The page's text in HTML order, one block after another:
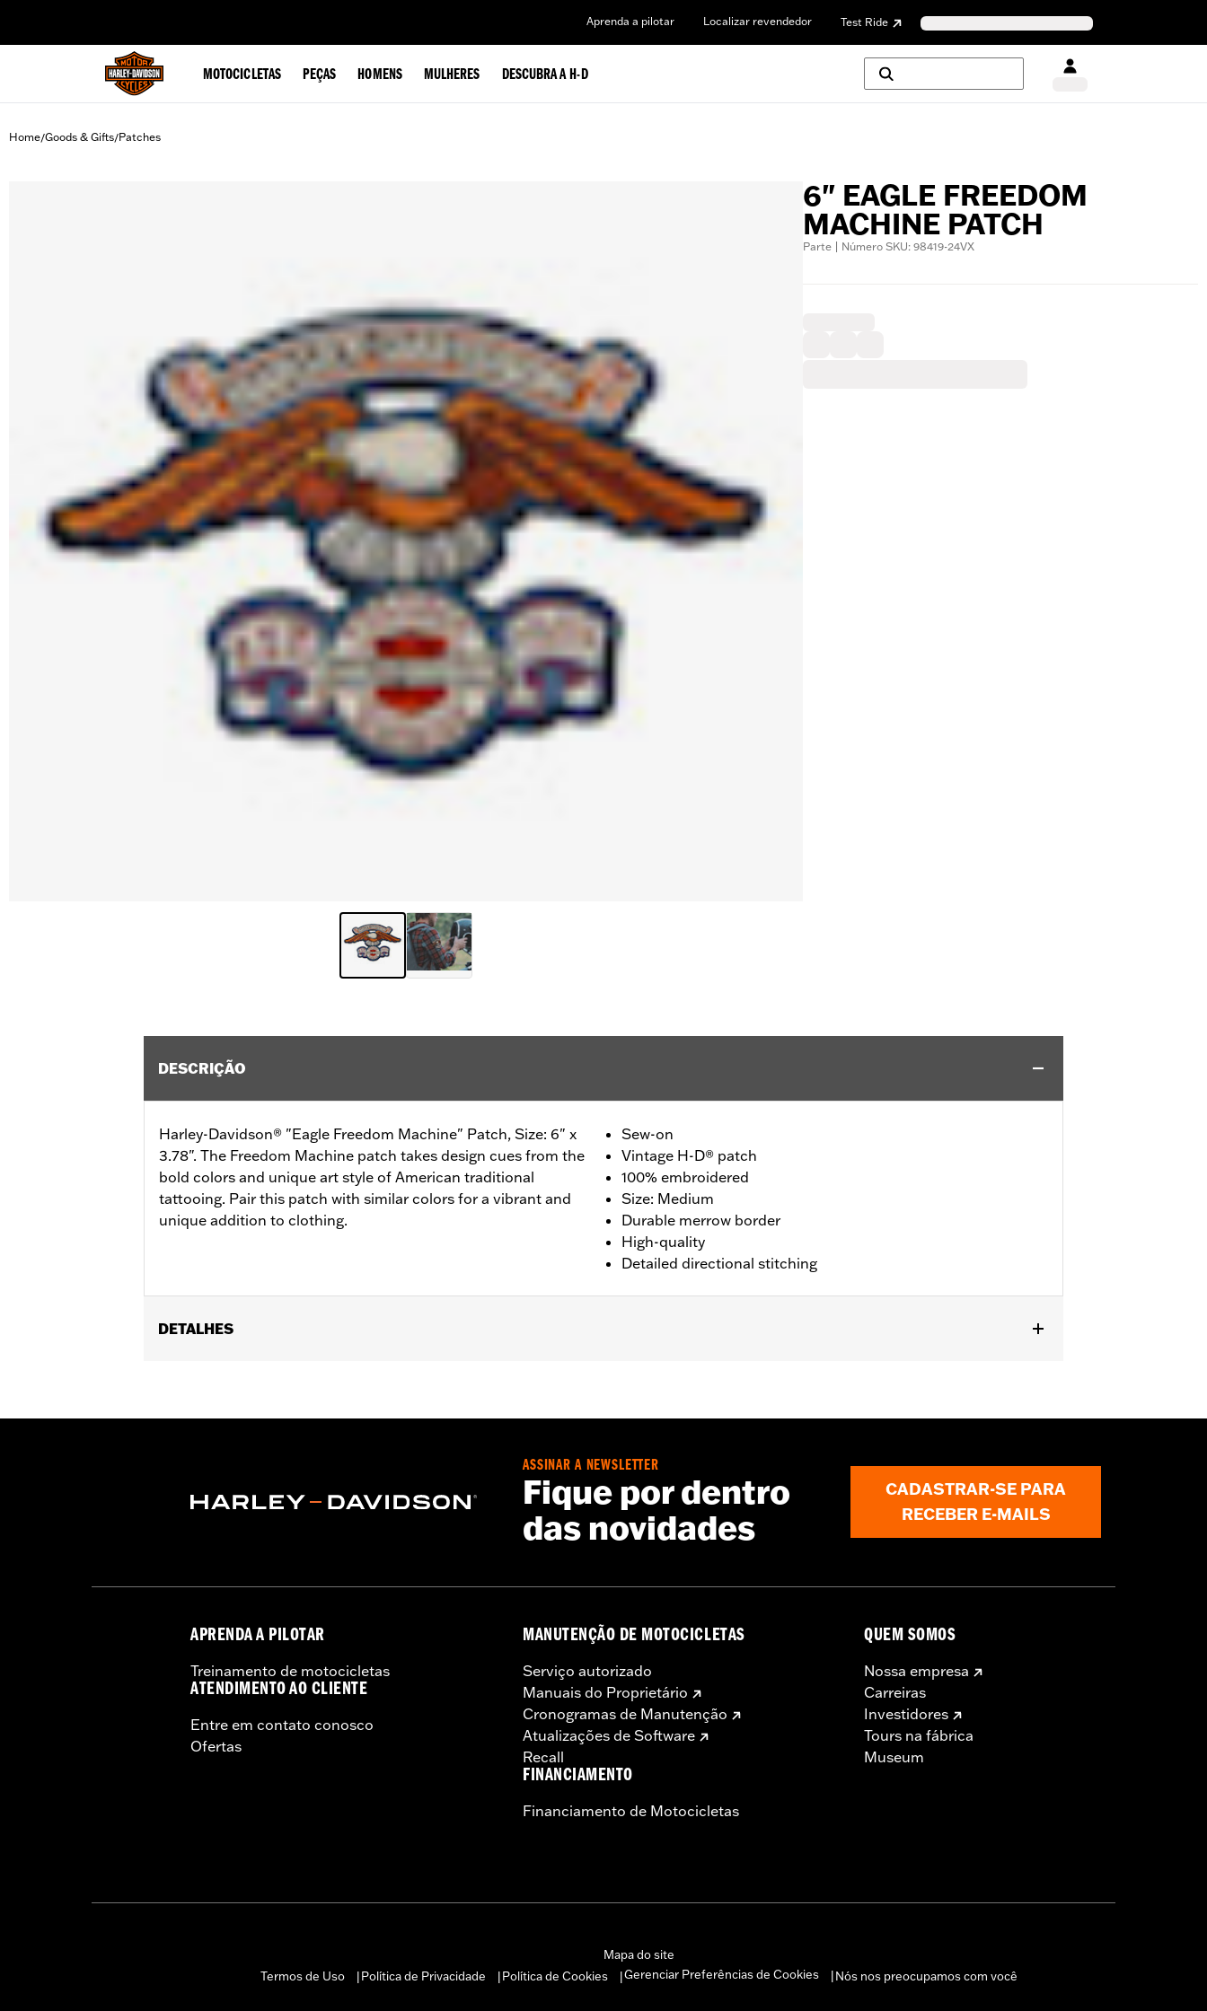
Aprenda a pilotar Localizar revendedor Test Ride
MOTOCICLETAS PEÇAS HOMENS MULHERES DESCUBRA A H-D
Home/Goods & Gifts/Patches
6" EAGLE FREEDOM
MACHINE PATCH
Parte | Número SKU: 98419-24VX
DESCRIÇÃO
Harley-Davidson® "Eagle Freedom Machine" Patch, Size: 6" x
3.78". The Freedom Machine patch takes design cues from the
bold colors and unique art style of American traditional
tattooing. Pair this patch with similar colors for a vibrant and
unique addition to clothing.
Sew-on
Vintage H-D® patch
100% embroidered
Size: Medium
Durable merrow border
High-quality
Detailed directional stitching
DETALHES
ASSINAR A NEWSLETTER
Fique por dentro
das novidades
CADASTRAR-SE PARA
RECEBER E-MAILS
APRENDA A PILOTAR
Treinamento de motocicletas
ATENDIMENTO AO CLIENTE
Entre em contato conosco
Ofertas
MANUTENÇÃO DE MOTOCICLETAS
Serviço autorizado
Manuais do Proprietário
Cronogramas de Manutenção
Atualizações de Software
Recall
FINANCIAMENTO
Financiamento de Motocicletas
QUEM SOMOS
Nossa empresa
Carreiras
Investidores
Tours na fábrica
Museum
Mapa do site
Termos de Uso
Política de Privacidade Política de Cookies Gerenciar Preferências de Cookies Nós nos preocupamos com você